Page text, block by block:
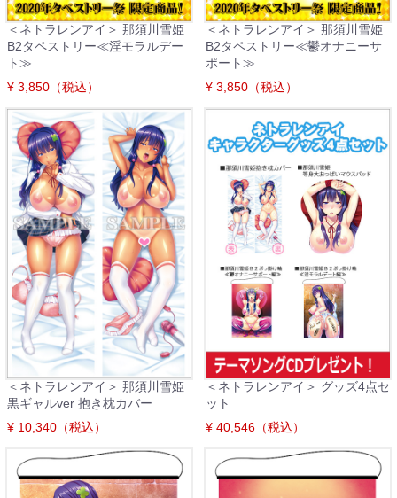
＜ネトラレンアイ＞ 那須川雪姫
B2タペストリー≪淫モラルデー
ト≫
¥ 3,850（税込）
＜ネトラレンアイ＞ 那須川雪姫
B2タペストリー≪鬱オナニーサ
ポート≫
¥ 3,850（税込）
＜ネトラレンアイ＞ 那須川雪姫
黒ギャルver 抱き枕カバー
¥ 10,340（税込）
＜ネトラレンアイ＞ グッズ4点セ
ット
¥ 40,546（税込）